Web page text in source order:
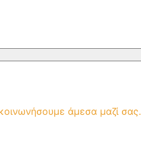
άμεσα μαζί σας.